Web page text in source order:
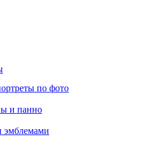
по фото
и панно
эмблемами